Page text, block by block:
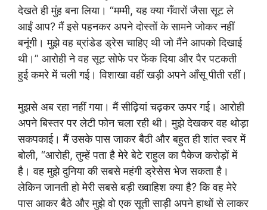
देखते ही मुंह बना लिया। “मम्मी, यह क्या गँवारों जैसा सूट ले
आईं आप? मैं इसे पहनकर अपने दोस्तों के सामने जोकर नहीं
बनूंगी। मुझे वह ब्रांडेड ड्रेस चाहिए थी जो मैंने आपको दिखाई
थी।” आरोही ने वह सूट सोफे पर फेंक दिया और पैर पटकती
हुई कमरे में चली गई। विशाखा वहीं खड़ी अपने आँसू पीती रहीं।
मुझसे अब रहा नहीं गया। मैं सीढ़ियां चढ़कर ऊपर गई। आरोही
अपने बिस्तर पर लेटी फोन चला रही थी। मुझे देखकर वह थोड़ा
सकपकाई। मैं उसके पास जाकर बैठी और बहुत ही शांत स्वर में
बोली, “आरोही, तुम्हें पता है मेरे बेटे राहुल का पैकेज करोड़ों में
है। वह मुझे दुनिया की सबसे महंगी ड्रेसेस भेज सकता है।
लेकिन जानती हो मेरी सबसे बड़ी ख्वाहिश क्या है? कि वह मेरे
पास आकर बैठे और मुझे वो एक सूती साड़ी अपने हाथों से लाकर